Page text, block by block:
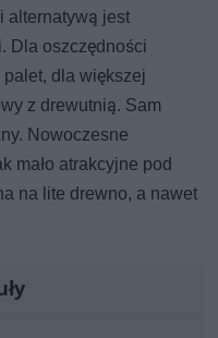
alternatywą jest
Dla oszczędności
dla większej
z drewutnią. Sam
Nowoczesne
mało atrakcyjne pod
na lite drewno, a nawet